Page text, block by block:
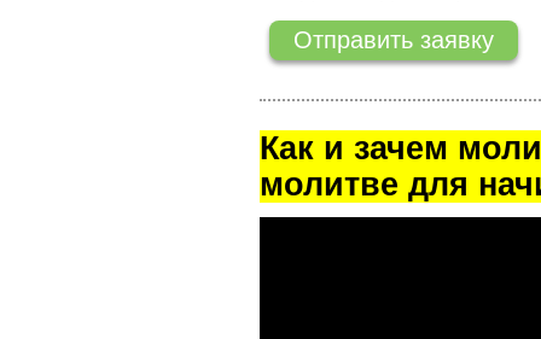
Как и зачем
молитве для